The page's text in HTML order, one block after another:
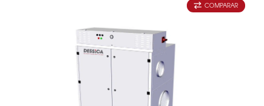
COMPARAR